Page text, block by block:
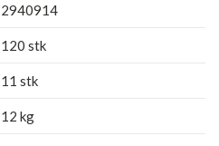
2940914
120 stk
11 stk
12 kg